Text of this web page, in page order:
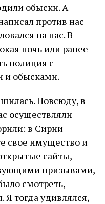
обыски. А
против нас
на нас. В
ночь или ранее
полиция с
и обысками.
Повсюду, в
осуществляли
в Сирии
свое имущество и
сайты,
призывами,
смотреть,
Я тогда удивлялся,